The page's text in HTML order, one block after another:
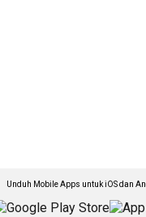
Unduh Mobile Apps untuk iOS dan